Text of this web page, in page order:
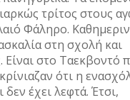
τρίτος στους
Φάληρο.
στη σχολή και
στο Ταεκβοντό
ότι η
έχει λεφτά. Έτσι,